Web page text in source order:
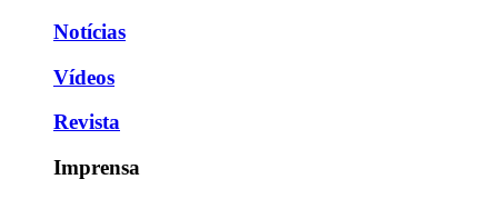
Notícias
Vídeos
Revista
Imprensa